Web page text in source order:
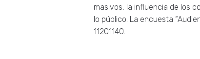
masivos, la influencia de los
lo público. La encuesta
11201140.